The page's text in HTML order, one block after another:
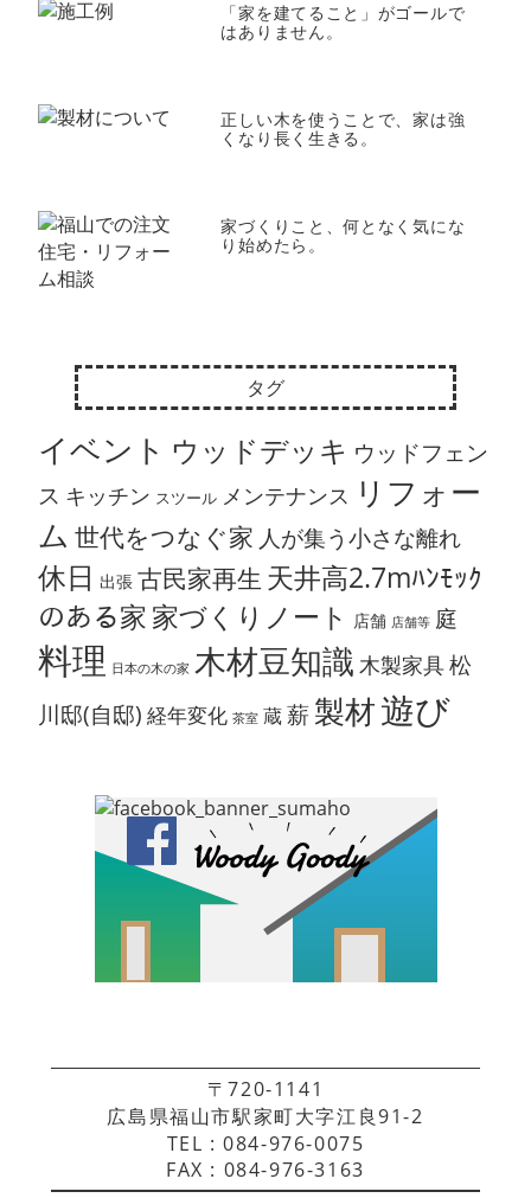
「家を建てること」がゴールで
はありません。
正しい木を使うことで、家は強
くなり長く生きる。
家づくりこと、何となく気にな
り始めたら。
タグ
イベント ウッドデッキ ウッドフェン
ス キッチン スツール メンテナンス リフォー
ム 世代をつなぐ家 人が集う小さな離れ
休日 出張 古民家再生 天井高2.7mﾊﾝﾓｯｸ
のある家 家づくりノート 店舗 店舗等 庭
料理 日本の木の家 木材豆知識 木製家具松
川邸(自邸) 経年変化 茶室 蔵 薪 製材遊び
〒720-1141
広島県福山市駅家町大字江良91-2
TEL : 084-976-0075
FAX : 084-976-3163